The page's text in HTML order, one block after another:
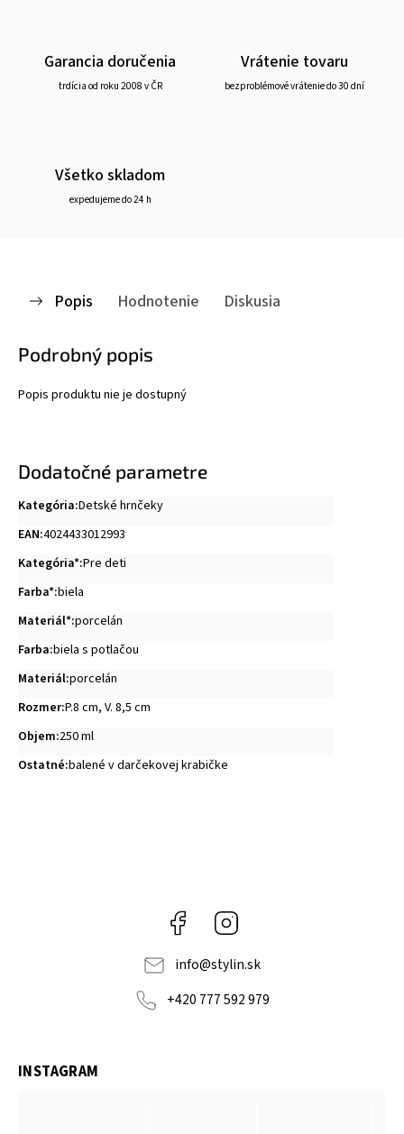
Garancia doručenia
trdícia od roku 2008 v ČR
Vrátenie tovaru
bezproblémové vrátenie do 30 dní
Všetko skladom
expedujeme do 24 h
Popis Hodnotenie Diskusia
Podrobný popis
Popis produktu nie je dostupný
Dodatočné parametre
Kategória:Detské hrnčeky
EAN:4024433012993
Kategória*:Pre deti
Farba*:biela
Materiál*:porcelán
Farba:biela s potlačou
Materiál:porcelán
Rozmer:P.8 cm, V. 8,5 cm
Objem:250 ml
Ostatné:balené v darčekovej krabičke
Facebook
info@stylin.sk
+420 777 592 979
INSTAGRAM